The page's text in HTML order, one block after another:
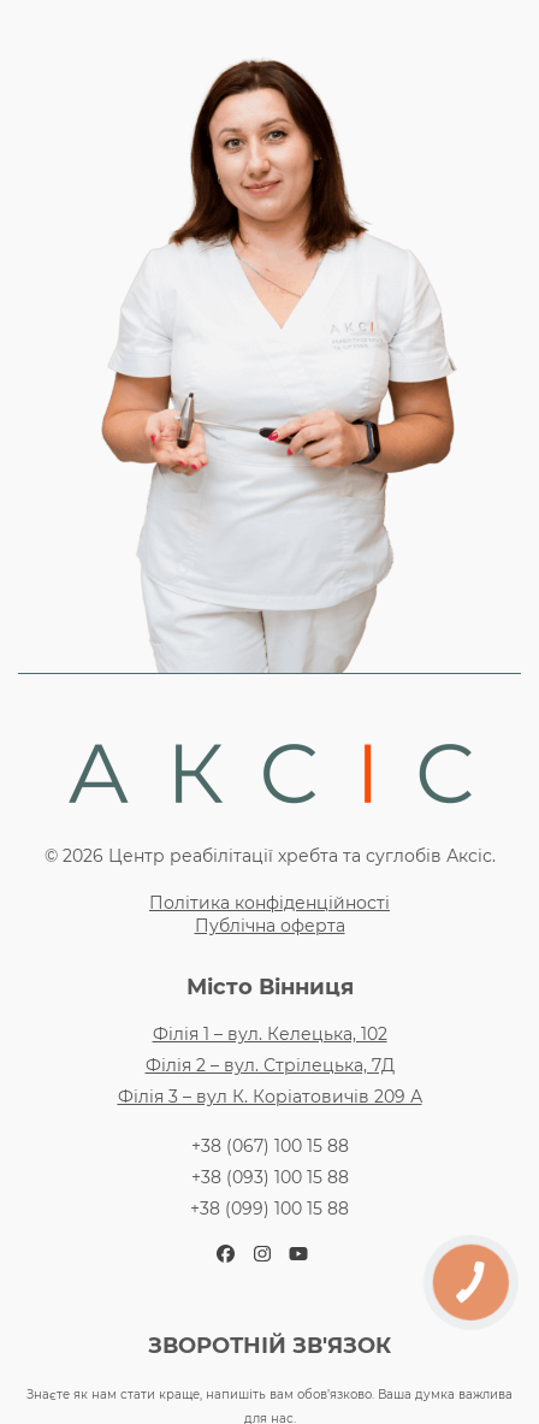
© 2026 Центр реабілітації хребта та суглобів Аксіс.
Політика конфіденційності
Публічна оферта
Місто Вінниця
Філія 1 – вул. Келецька, 102
Філія 2 – вул. Стрілецька, 7Д
Філія 3 – вул К. Коріатовичів 209 А
+38 (067) 100 15 88
+38 (093) 100 15 88
+38 (099) 100 15 88
Facebook
Instagram
YouTube
ЗВОРОТНІЙ ЗВ'ЯЗОК
Знаєте як нам стати краще, напишіть вам обов’язково. Ваша думка важлива
для нас.